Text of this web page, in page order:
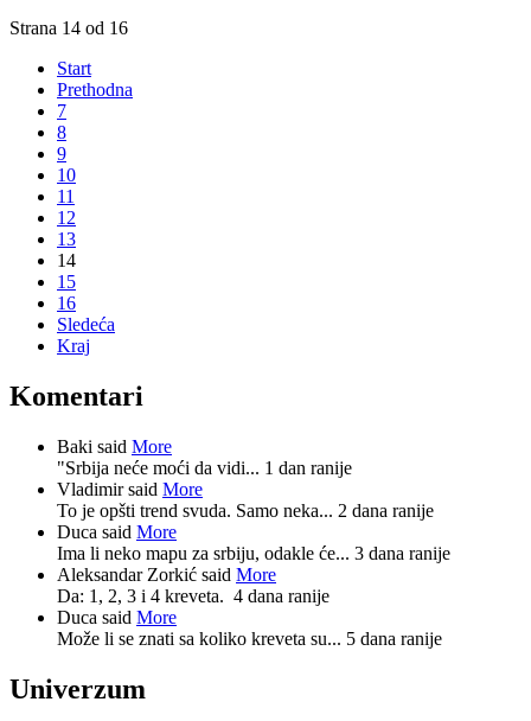
Strana 14 od 16
Start
Prethodna
7
8
9
10
11
12
13
14
15
16
Sledeća
Kraj
Komentari
Baki said More
"Srbija neće moći da vidi... 1 dan ranije
Vladimir said More
To je opšti trend svuda. Samo neka... 2 dana ranije
Duca said More
Ima li neko mapu za srbiju, odakle će... 3 dana ranije
Aleksandar Zorkić said More
Da: 1, 2, 3 i 4 kreveta. 4 dana ranije
Duca said More
Može li se znati sa koliko kreveta su... 5 dana ranije
Univerzum